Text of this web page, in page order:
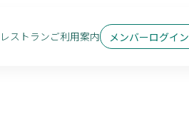
レストランご利用案内 メンバーログイン